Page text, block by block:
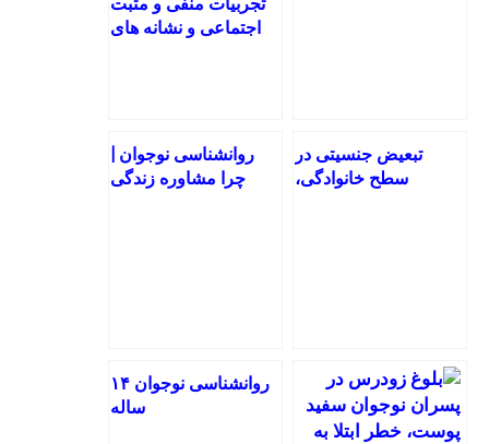
اجتماعی و نشانه های
تبعیض جنسیتی در
سطح خانوادگی،
روانشناسی نوجوان |
چرا مشاوره زندگی
روانشناسی نوجوان ۱۴
ساله